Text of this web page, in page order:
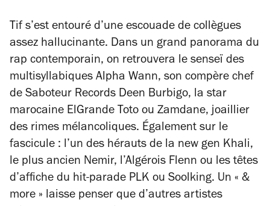
Tif s’est entouré d’une escouade de collègues
assez hallucinante. Dans un grand panorama du
rap contemporain, on retrouvera le senseï des
multisyllabiques Alpha Wann, son compère chef
de Saboteur Records Deen Burbigo, la star
marocaine ElGrande Toto ou Zamdane, joaillier
des rimes mélancoliques. Également sur le
fascicule : l’un des hérauts de la new gen Khali,
le plus ancien Nemir, l’Algérois Flenn ou les têtes
d’affiche du hit-parade PLK ou Soolking. Un « &
more » laisse penser que d’autres artistes